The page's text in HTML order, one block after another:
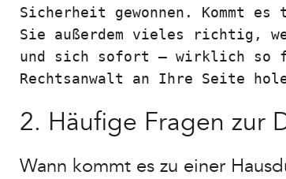
Sicherheit gewonnen. Kommt
Sie außerdem vieles richtig,
und sich sofort – wirklich so
Rechtsanwalt an Ihre Seite
2. Häufige Fragen zur
Wann kommt es zu einer